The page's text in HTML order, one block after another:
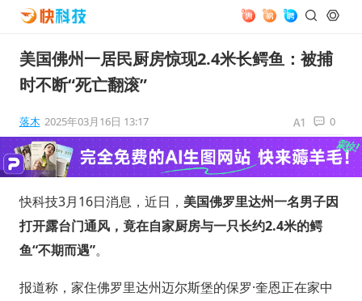
美国佛州一居民厨房惊现2.4米长鳄鱼：被捕
时不断“死亡翻滚”
落木 2025年03月16日 13:17 0
快科技3月16日消息，近日， 美国佛罗里达州一名男子因
打开露台门通风，竟在自家厨房与一只长约2.4米的鳄
鱼“不期而遇”。
报道称，家住佛罗里达州迈尔斯堡的保罗·奎恩正在家中